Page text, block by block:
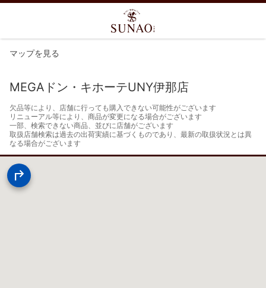
マップを見る
MEGAドン・キホーテUNY伊那店
欠品等により、店舗に行っても購入できない可能性がございます
リニューアル等により、商品が変更になる場合がございます
一部、検索できない商品、並びに店舗がございます
取扱店舗検索は過去の出荷実績に基づくものであり、最新の取扱状況とは異
なる場合がございます